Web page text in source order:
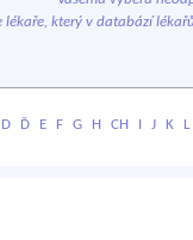
lékaře, který v databází
D Ď E F G H CH I J K L